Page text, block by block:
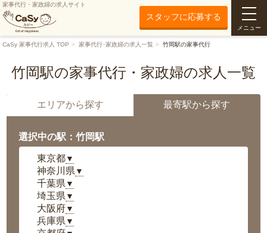
家事代行・家政婦の求人サイト
スタッフに応募する
メニュー
CaSy 家事代行求人 TOP 家事代行･家政婦の求人一覧 竹岡駅の家事代行
竹岡駅の家事代行・家政婦の求人一覧
エリアから探す 最寄駅から探す
選択中の駅：竹岡駅
東京都▼
神奈川県 ▼
千葉県 ▼
埼玉県 ▼
大阪府▼
兵庫県 ▼